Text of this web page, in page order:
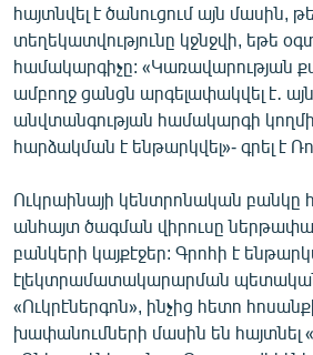
Հայերեն
English
Русский
«Ազատության» բոլոր կայքերը
հայտնվել է ծանուցում այն մասին,
տեղեկատվությունը կջնջվի, եթե
համակարգիչը: «Կառավարության
ամբողջ ցանցն արգելափակվել է․
անվտանգության համակարգի
հարձակման է ենթարկվել»- գրել է
Ուկրաինայի կենտրոնական բանկը
անհայտ ծագման վիրուսը
բանկերի կայքէջեր: Գրոհի է
էլեկտրամատակարարման
«Ուկրէներգոն», ինչից հետո
խափանումների մասին են հայտնել